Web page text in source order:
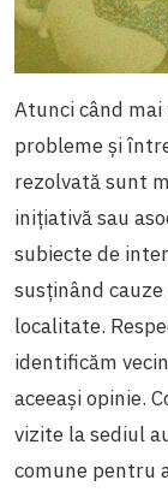
Atunci când
probleme și
rezolvată sunt
inițiativă sau
subiecte de
susținând
localitate.
identificăm
aceeași opinie.
vizite la sediul
comune pentru